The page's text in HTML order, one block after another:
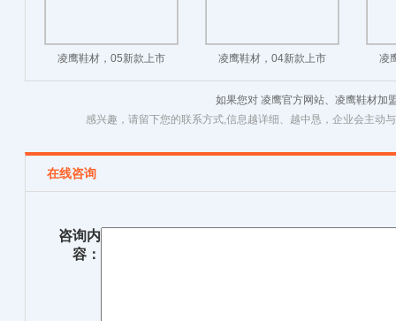
凌鹰鞋材，05新款上市 凌鹰鞋材，04新款上市 凌
如果您对 凌鹰官方网站、凌鹰鞋材加
感兴趣，请留下您的联系方式,信息越详细、越中恳，企业会主动
在线咨询
咨询内
容：